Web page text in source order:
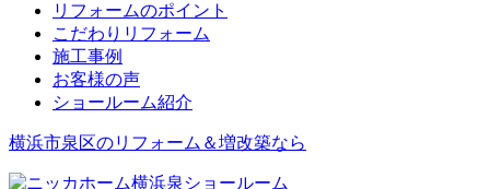
リフォームのポイント
こだわりリフォーム
施工事例
お客様の声
ショールーム紹介
横浜市泉区のリフォーム＆増改築なら